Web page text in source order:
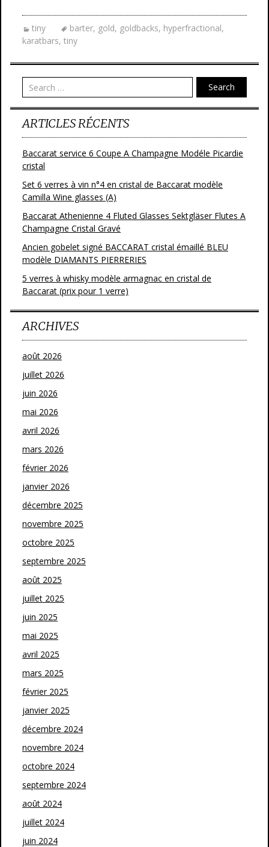
e
b
o
o
k
itt
er
ai
l
ta
g
er
tiny barter, gold, goldbacks, hyperfractional,
karatbars, tiny
Search
ARTICLES RÉCENTS
Baccarat service 6 Coupe A Champagne Modéle Picardie
cristal
Set 6 verres à vin n°4 en cristal de Baccarat modèle
Camilla Wine glasses (A)
Baccarat Athenienne 4 Fluted Glasses Sektgläser Flutes A
Champagne Cristal Gravé
Ancien gobelet signé BACCARAT cristal émaillé BLEU
modèle DIAMANTS PIERRERIES
5 verres à whisky modèle armagnac en cristal de
Baccarat (prix pour 1 verre)
ARCHIVES
août 2026
juillet 2026
juin 2026
mai 2026
avril 2026
mars 2026
février 2026
janvier 2026
décembre 2025
novembre 2025
octobre 2025
septembre 2025
août 2025
juillet 2025
juin 2025
mai 2025
avril 2025
mars 2025
février 2025
janvier 2025
décembre 2024
novembre 2024
octobre 2024
septembre 2024
août 2024
juillet 2024
juin 2024